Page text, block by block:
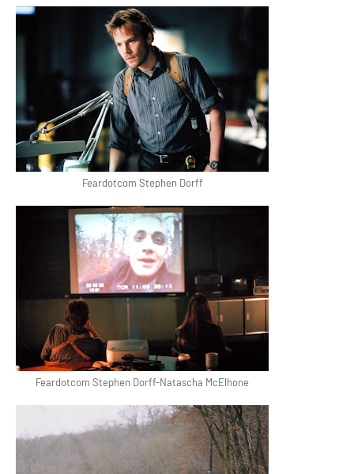
Feardotcom Stephen Dorff
Feardotcom Stephen Dorff-Natascha McElhone